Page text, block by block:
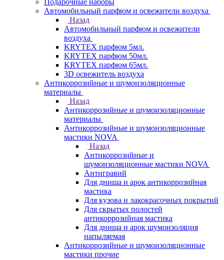
Подарочные наборы
Автомобильный парфюм и освежители воздуха
Назад
Автомобильный парфюм и освежители
воздуха
KRYTEX парфюм 5мл.
KRYTEX парфюм 50мл.
KRYTEX парфюм 65мл.
3D освежитель воздуха
Антикоррозийные и шумоизоляционные
материалы
Назад
Антикоррозийные и шумоизоляционные
материалы
Антикоррозийные и шумоизоляционные
мастики NOVA
Назад
Антикоррозийные и
шумоизоляционные мастики NOVA
Антигравий
Для днища и арок антикоррозийная
мастика
Для кузова и лакокрасочных покрытий
Для скрытых полостей
антикоррозийная мастика
Для днища и арок шумоизоляция
напыляемая
Антикоррозийные и шумоизоляционные
мастики прочие